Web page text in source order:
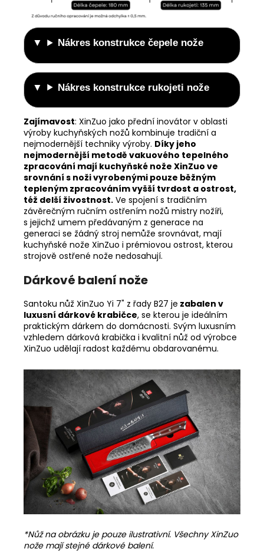
Nákres konstrukce čepele nože
Nákres konstrukce rukojeti nože
Zajímavost: XinZuo jako přední inovátor v oblasti
výroby kuchyňských nožů kombinuje tradiční a
nejmodernější techniky výroby. Díky jeho
nejmodernější metodě vakuového tepelného
zpracování mají kuchyňské nože XinZuo ve
srovnání s noži vyrobenými pouze běžným
tepleným zpracováním vyšší tvrdost a ostrost,
též delší živostnost. Ve spojení s tradičním
závěrečným ručním ostřením nožů mistry nožíři,
s jejichž umem předávaným z generace na
generaci se žádný stroj nemůže srovnávat, mají
kuchyňské nože XinZuo i prémiovou ostrost, kterou
strojově ostřené nože nedosahují.
Dárkové balení nože
Santoku nůž XinZuo Yi 7" z řady B27 je zabalen v
luxusní dárkové krabičce, se kterou je ideálním
praktickým dárkem do domácnosti. Svým luxusním
vzhledem dárková krabička i kvalitní nůž od výrobce
XinZuo udělají radost každému obdarovanému.
*Nůž na obrázku je pouze ilustrativní. Všechny XinZuo
nože mají stejné dárkové balení.